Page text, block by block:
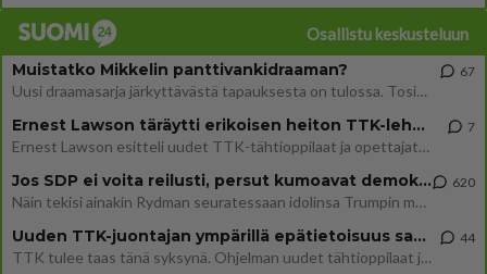
Osallistu keskusteluun
Muistatko Mikkelin panttivankidraaman?
Uusi draamasarja järkyttävästä tapauksesta on tulossa. Tositapahtumiin perustuva sarja ammentaa vuoden 1986 Mikkelin pan
67
Ernest Lawson täräytti erikoisen heiton TTK-lehdistötilaisuudessa: " Onko tässä tarkoituksena...?"
Ernest Lawson esitteli uudet TTK-tähtioppilaat ja opettajat torstaina 6.8. lehdistölle. Tulevalla kaudella on yksi hausk
7
Jos SDP ei voita reilusti, persut kumoavat demokratian Suomesta
Näin tekisi ainakin Rydman seuratessaan idolinsa Trumpin mallia https://www.is.fi/politiikka/art-2000012187244.html
620
Uuden TTK-juontajan ympärillä epätietoisuus sakenee - Nyt MTV hämmentää soppaa
TTK tulee taas tänä syksynä. Ohjelman uudet tähtioppilaat julkistetaan torstaina 6. elokuuta klo 14 alkavassa lehdistö
44